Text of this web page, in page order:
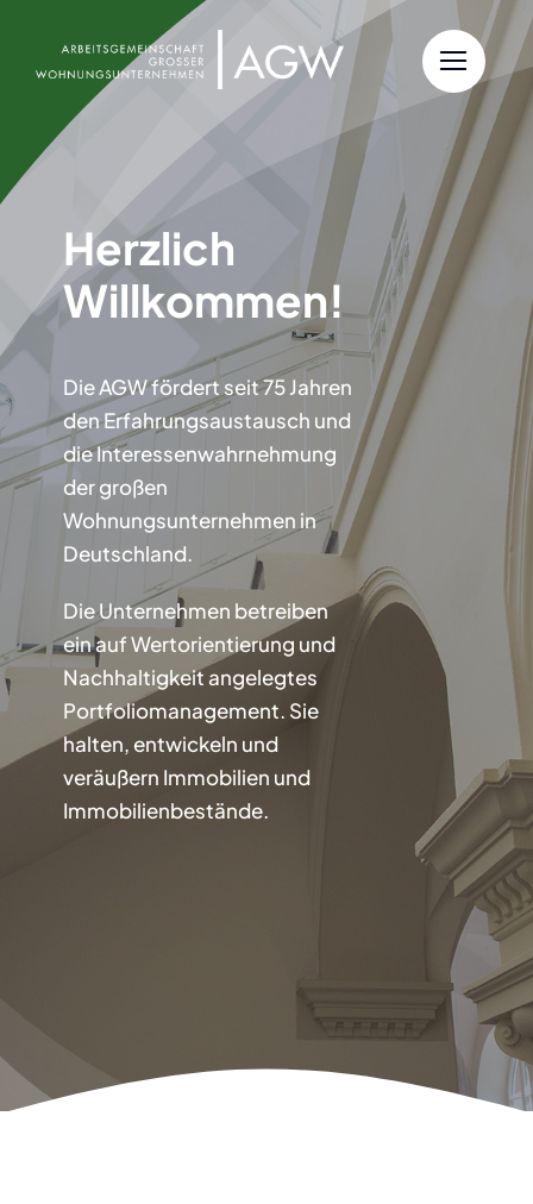
springen
Herzlich
Willkommen!
Die AGW fördert seit 75 Jahren
den Erfahrungsaustausch und
die Interessenwahrnehmung
der großen
Wohnungsunternehmen in
Deutschland.
Die Unternehmen betreiben
ein auf Wertorientierung und
Nachhaltigkeit angelegtes
Portfoliomanagement. Sie
halten, entwickeln und
veräußern Immobilien und
Immobilienbestände.